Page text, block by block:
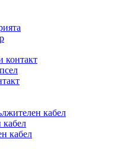
контакт
кабел
кабел
кабел